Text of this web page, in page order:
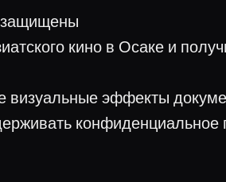
защищены
кино в Осаке и
визуальные эффекты